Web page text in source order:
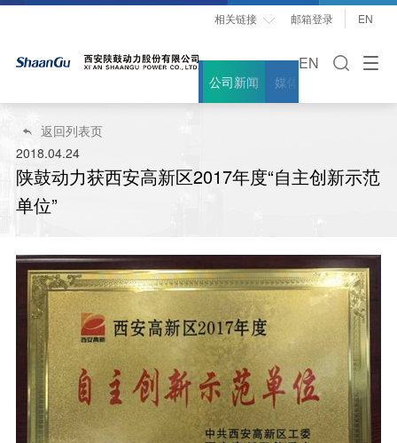
相关链接  邮箱登录 EN
EN
公司新闻 媒体聚焦

返回列表页
2018.04.24
陕鼓动力获西安高新区2017年度“自主创新示范
单位”